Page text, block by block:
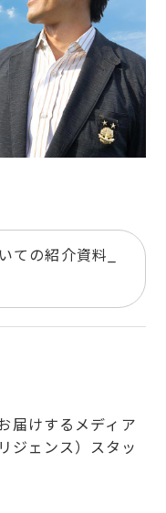
ての紹介資料_
届けするメディア
ジェンス）スタッ